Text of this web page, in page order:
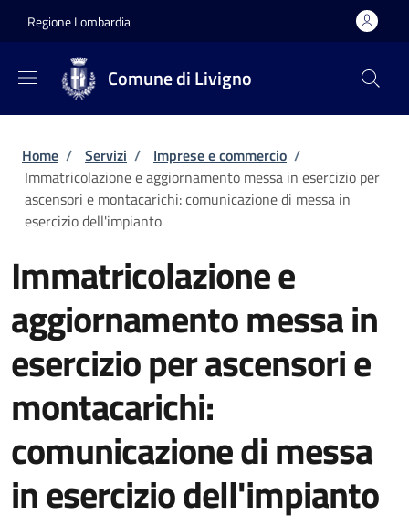
Regione Lombardia
Comune di Livigno
Briciole di pane
Home / Servizi / Imprese e commercio /
Immatricolazione e aggiornamento messa in esercizio per
ascensori e montacarichi: comunicazione di messa in
esercizio dell'impianto
Immatricolazione e
aggiornamento messa in
esercizio per ascensori e
montacarichi:
comunicazione di messa
in esercizio dell'impianto